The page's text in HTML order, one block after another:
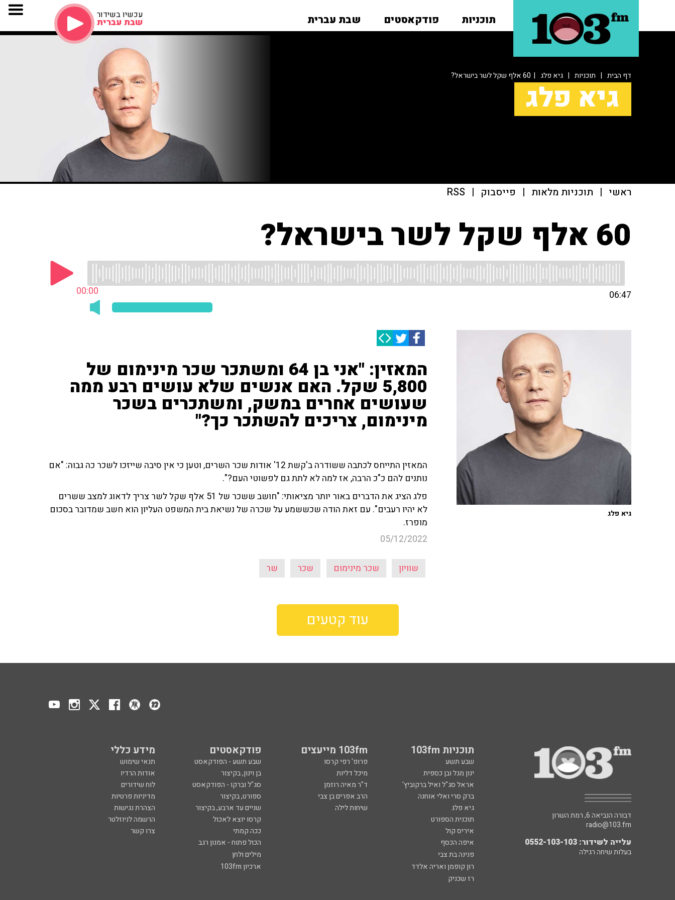
תוכניות פודקאסטים שבת עברית עכשיו בשידור
שבת עברית
דף הבית | תוכניות | גיא פלג | 60 אלף שקל לשר בישראל?
גיא פלג
ראשי | תוכניות מלאות | פייסבוק |
RSS
60 אלף שקל לשר בישראל?
00:00 06:47
המאזין: "אני בן 64 ומשתכר שכר מינימום של
5,800 שקל. האם אנשים שלא עושים רבע ממה
שעושים אחרים במשק, ומשתכרים בשכר
מינימום, צריכים להשתכר כך?"
המאזין התייחס לכתבה ששודרה ב'קשת 12' אודות שכר השרים, וטען כי אין סיבה שייזכו לשכר כה גבוה: "אם
נותנים להם כ"כ הרבה, אז למה לא לתת גם לפשוטי העם?".
פלג הציג את הדברים באור יותר מציאותי: "חושב ששכר של 51 אלף שקל לשר צריך לדאוג למצב ששרים
לא יהיו רעבים". עם זאת הודה שכששמע על שכרה של נשיאת בית המשפט העליון הוא חשב שמדובר בסכום
מופרז.
05/12/2022
שוויון שכר מינימום שכר שר
גיא פלג
עוד קטעים
תוכניות 103fm 103fm מייעצים פודקאסטים מידע כללי
שבע תשע פרופ' רפי קרסו שבע תשע - הפודקאסט
תנאי שימוש
ינון מגל ובן כספית
מיכל דליות בן וינון, בקיצור
אודות הרדיו
אראל סג"ל ואיל ברקוביץ'
ד"ר מאיה רוזמן סג"ל וברקו - הפודקאסט
לוח שידורים
ברק סרי ואלי אוחנה
הרב אפרים בן צבי ספורט, בקיצור
מדיניות פרטיות
גיא פלג
שיחות לילה שניים עד ארבע, בקיצור
הצהרת נגישות
תוכנית הספורט
קרסו יוצא לאכול
הרשמה לניוזלטר
איריס קול
ככה קמתי
צרו קשר
איפה הכסף
הכול פתוח - אמנון רגב
פנינה בת צבי
מילים ולחן
רון קופמן ואריה אלדד
ארכיון 103fm
רז שכניק
דבורה הנביאה 6, רמת השרון
radio@103.fm
עלייה לשידור: 0552-103-103
בעלות שיחה רגילה